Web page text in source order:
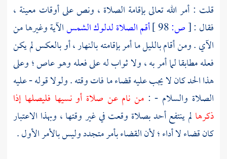
قلت : أمر الله تعالى بإقامة الصلاة ، ونص على أوقات معينة ،
فقال :[ص: أقم الصلاة لدلوك الشمسالآية وغيرها من
الآي . ومن أقام بالليل ما أمر بإقامته بالنهار ، أو بالعكس لم يكن
فعله مطابقا لما أمر به ، ولا ثواب له على فعله وهو عاص ؛ وعلى
هذا الحد كان لا يجب عليه قضاء ما فات وقته . ولولا قوله - عليه
الصلاة والسلام - : من نام عن صلاة أو نسيها فليصلها إذا
ذكرها لم ينتفع أحد بصلاة وقعت في غير وقتها ، وبهذا الاعتبار
كان قضاء لا أداء ؛ لأن القضاء بأمر متجدد وليس بالأمر الأول .